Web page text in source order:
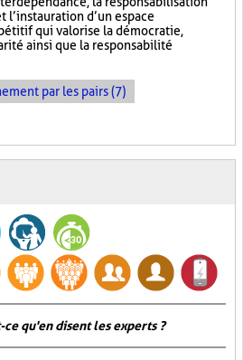
l’instauration d’un espace
qui valorise la démocratie,
ainsi que la responsabilité
par les pairs (7)
ce qu'en disent les experts ?